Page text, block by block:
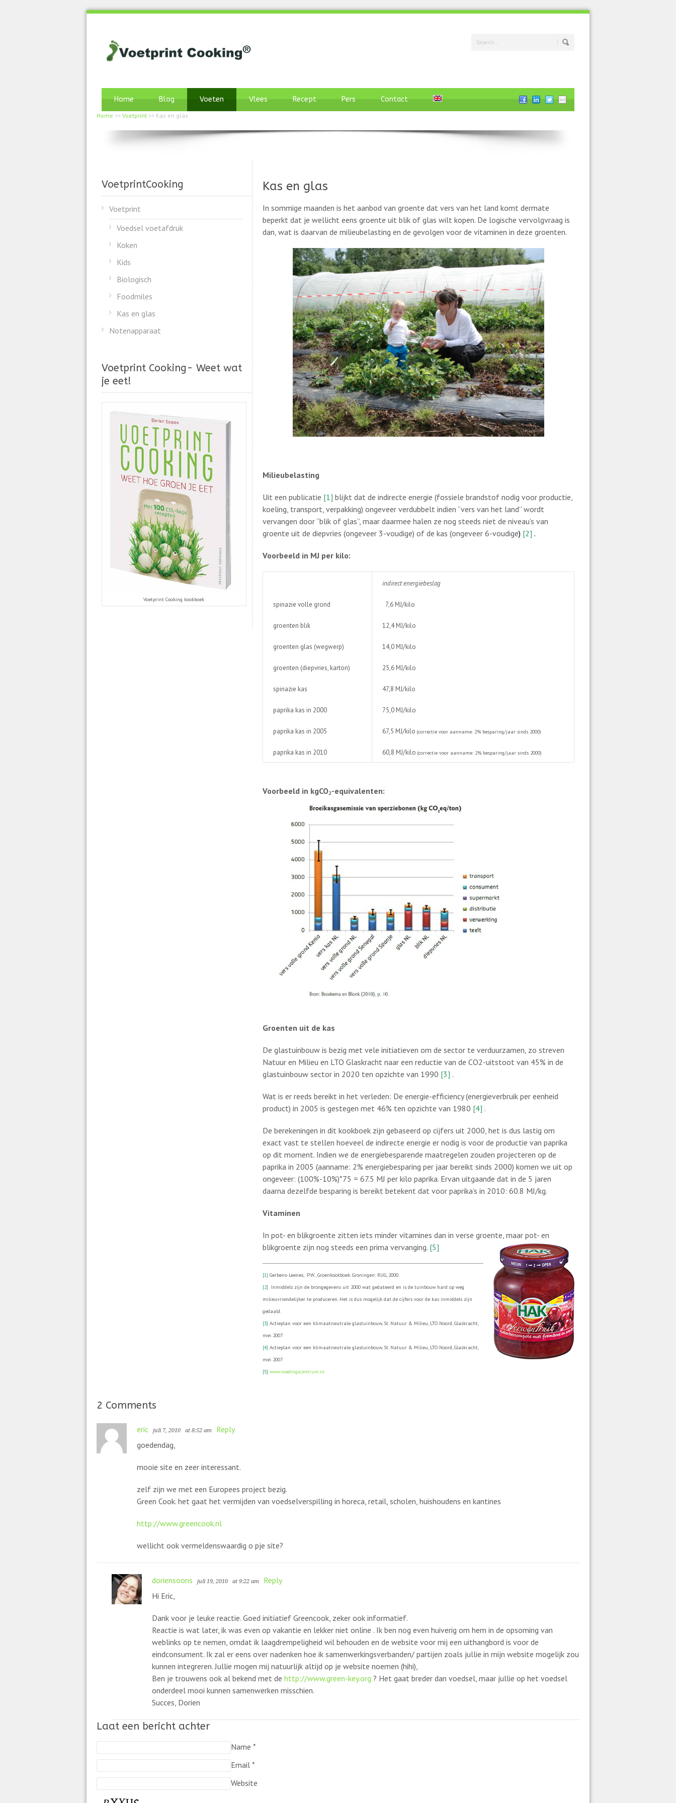
Home Blog Voeten Vlees Recept Pers Contact
Home >> Voetprint >> Kas en glas
Kas en glas
In sommige maanden is het aanbod van groente dat vers van het land komt dermate
beperkt dat je wellicht eens groente uit blik of glas wilt kopen. De logische vervolgvraag is
dan, wat is daarvan de milieubelasting en de gevolgen voor de vitaminen in deze groenten.
Milieubelasting
Uit een publicatie [1] blijkt dat de indirecte energie (fossiele brandstof nodig voor productie,
koeling, transport, verpakking) ongeveer verdubbelt indien “vers van het land” wordt
vervangen door “blik of glas”, maar daarmee halen ze nog steeds niet de niveau’s van
groente uit de diepvries (ongeveer 3-voudige) of de kas (ongeveer 6-voudige) [2] .
Voorbeeld in MJ per kilo:
indirect energiebeslag
spinazie volle grond 7,6 MJ/kilo
groenten blik 12,4 MJ/kilo
groenten glas (wegwerp) 14,0 MJ/kilo
groenten (diepvries, karton) 25,6 MJ/kilo
spinazie kas 47,8 MJ/kilo
paprika kas in 2000 75,0 MJ/kilo
paprika kas in 2005 67,5 MJ/kilo (correctie voor aanname: 2% besparing/jaar sinds 2000)
paprika kas in 2010 60,8 MJ/kilo (correctie voor aanname: 2% besparing/jaar sinds 2000)
Voorbeeld in kgCO2-equivalenten:
Groenten uit de kas
De glastuinbouw is bezig met vele initiatieven om de sector te verduurzamen, zo streven
Natuur en Milieu en LTO Glaskracht naar een reductie van de CO2-uitstoot van 45% in de
glastuinbouw sector in 2020 ten opzichte van 1990 [3] .
Wat is er reeds bereikt in het verleden: De energie-efficiency (energiever­bruik per eenheid
product) in 2005 is gestegen met 46% ten opzichte van 1980 [4] .
De berekeningen in dit kookboek zijn gebaseerd op cijfers uit 2000, het is dus lastig om
exact vast te stellen hoeveel de indirecte energie er nodig is voor de productie van paprika
op dit moment. Indien we de energiebesparende maatregelen zouden projecteren op de
paprika in 2005 (aanname: 2% energiebesparing per jaar bereikt sinds 2000) komen we uit op
ongeveer: (100%-10%)*75 = 67.5 MJ per kilo paprika. Ervan uitgaande dat in de 5 jaren
daarna dezelfde besparing is bereikt betekent dat voor paprika’s in 2010: 60.8 MJ/kg.
Vitaminen
In pot- en blikgroente zitten iets minder vitamines dan in verse groente, maar pot- en
blikgroente zijn nog steeds een prima vervanging. [5]
[1] Gerbens-Leenes, P.W., Groenkookboek. Groningen: RUG, 2000.
[2]
Inmiddels zijn de brongegevens uit 2000 wat gedateerd en is de tuinbouw hard op weg
milieuvriendelijker te produceren. Het is dus mogelijk dat de cijfers voor de kas inmiddels zijn
gedaald.
[3] Actieplan voor een klimaatneutrale glastuinbouw, St. Natuur & Milieu, LTO Noord, Glaskracht,
mei 2007
[4] Actieplan voor een klimaatneutrale glastuinbouw, St. Natuur & Milieu, LTO Noord, Glaskracht,
mei 2007
[5] www.voedingscentrum.nl
VoetprintCooking
Voetprint
Voedsel voetafdruk
Koken
Kids
Biologisch
Foodmiles
Kas en glas
Notenapparaat
Voetprint Cooking- Weet wat
je eet!
Voetprint Cooking kookboek
2 Comments
eric juli 7, 2010 at 8:52 am
Reply
goedendag,
mooie site en zeer interessant.
zelf zijn we met een Europees project bezig.
Green Cook. het gaat het vermijden van voedselverspilling in horeca, retail, scholen, huishoudens en kantines
http://www.greencook.nl
wellicht ook vermeldenswaardig o pje site?
doriensoons juli 19, 2010 at 9:22 am
Reply
Hi Eric,
Dank voor je leuke reactie. Goed initiatief Greencook, zeker ook informatief.
Reactie is wat later, ik was even op vakantie en lekker niet online . Ik ben nog even huiverig om hem in de opsoming van
weblinks op te nemen, omdat ik laagdrempeligheid wil behouden en de website voor mij een uithangbord is voor de
eindconsument. Ik zal er eens over nadenken hoe ik samenwerkingsverbanden/ partijen zoals jullie in mijn website mogelijk zou
kunnen integreren. Jullie mogen mij natuurlijk altijd op je website noemen (hihi),
Ben je trouwens ook al bekend met de http://www.green-key.org ? Het gaat breder dan voedsel, maar jullie op het voedsel
onderdeel mooi kunnen samenwerken misschien.
Succes, Dorien
Laat een bericht achter
Name *
Email *
Website